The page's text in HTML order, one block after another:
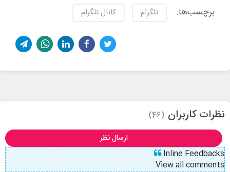
برچسب‌ها: تلگرام کانال تلگرام
نظرات کاربران (46)
ارسال نظر
Inline Feedbacks
View all comments